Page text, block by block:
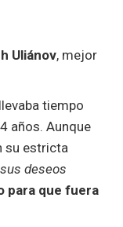
Uliánov, mejor
llevaba tiempo
años. Aunque
su estricta
deseos
para que fuera